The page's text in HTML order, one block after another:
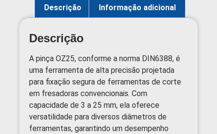
Descrição Informação adicional
Descrição
A pinça OZ25, conforme a norma DIN6388, é
uma ferramenta de alta precisão projetada
para fixação segura de ferramentas de corte
em fresadoras convencionais. Com
capacidade de 3 a 25 mm, ela oferece
versatilidade para diversos diâmetros de
ferramentas, garantindo um desempenho